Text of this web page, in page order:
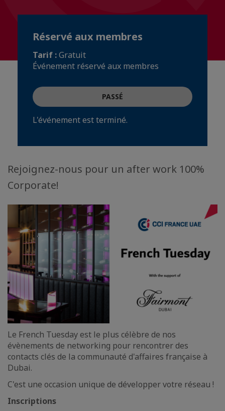
Réservé aux membres
Tarif :Gratuit
Événement réservé aux membres
PASSÉ
L'événement est terminé.
Rejoignez-nous pour un after work 100%
Corporate!
Le French Tuesday est le plus célèbre de nos
évènements de networking pour rencontrer des
contacts clés de la communauté d'affaires française à
Dubai.
C'est une occasion unique de développer votre réseau !
Inscriptions